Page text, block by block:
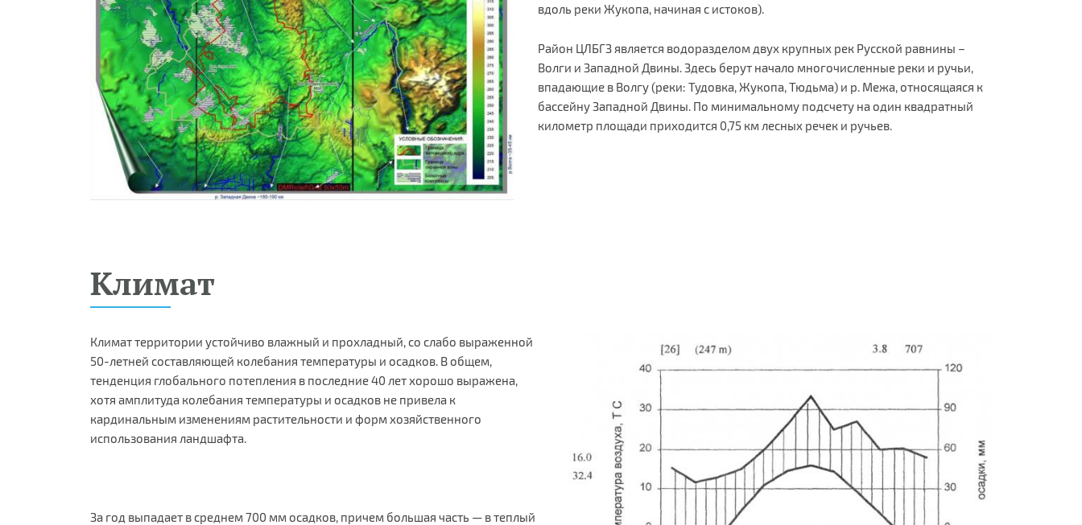
вдоль реки Жукопа, начиная с истоков).
Район ЦЛБГЗ является водоразделом двух крупных рек Русской равнины –
Волги и Западной Двины. Здесь берут начало многочисленные реки и ручьи,
впадающие в Волгу (реки: Тудовка, Жукопа, Тюдьма) и р. Межа, относящаяся к
бассейну Западной Двины. По минимальному подсчету на один квадратный
километр площади приходится 0,75 км лесных речек и ручьев.
Климат
Климат территории устойчиво влажный и прохладный, со слабо выраженной
50-летней составляющей колебания температуры и осадков. В общем,
тенденция глобального потепления в последние 40 лет хорошо выражена,
хотя амплитуда колебания температуры и осадков не привела к
кардинальным изменениям растительности и форм хозяйственного
использования ландшафта.
За год выпадает в среднем 700 мм осадков, причем большая часть — в теплый